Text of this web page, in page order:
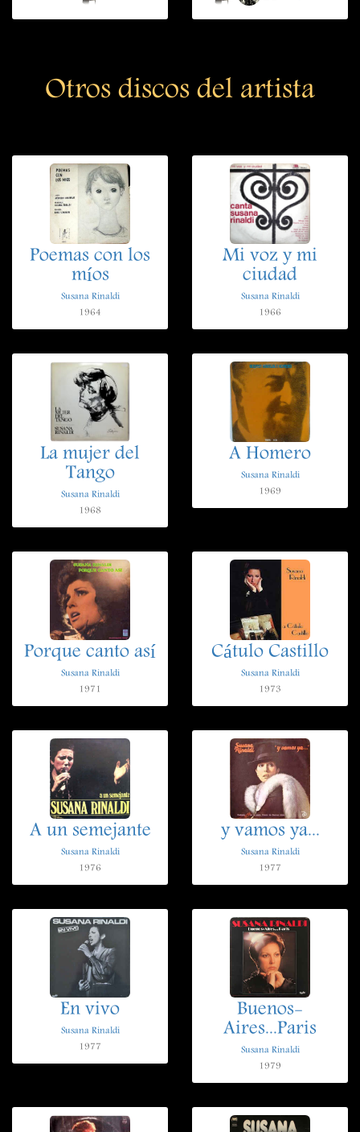
Otros discos del artista
Poemas con los
míos
Susana Rinaldi
1964
Mi voz y mi
ciudad
Susana Rinaldi
1966
La mujer del
Tango
Susana Rinaldi
1968
A Homero
Susana Rinaldi
1969
Porque canto así
Susana Rinaldi
1971
Cátulo Castillo
Susana Rinaldi
1973
A un semejante
Susana Rinaldi
1976
y vamos ya...
Susana Rinaldi
1977
En vivo
Susana Rinaldi
1977
Buenos-
Aires...Paris
Susana Rinaldi
1979